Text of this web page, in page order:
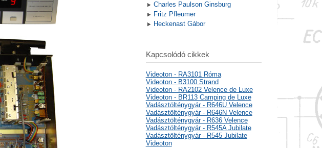
Charles Paulson Ginsburg
Fritz Pfleumer
Heckenast Gábor
Kapcsolódó cikkek
Videoton - RA3101 Róma
Videoton - B3100 Strand
Videoton - RA2102 Velence de Luxe
Videoton - BR113 Camping de Luxe
Vadásztölténygyár - R646U Velence
Vadásztölténygyár - R646N Velence
Vadásztölténygyár - R636 Velence
Vadásztölténygyár - R545A Jubilate
Vadásztölténygyár - R545 Jubilate
Videoton